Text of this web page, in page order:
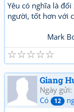
Yêu có nghĩa là
người, tốt hơn với
Mark
☆
☆
☆
☆
☆
Giang
Ngày
Có
12